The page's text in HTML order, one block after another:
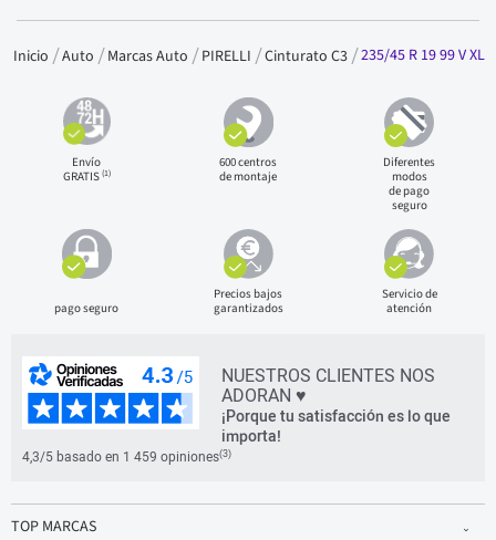
Inicio Auto Marcas Auto PIRELLI Cinturato C3 235/45 R 19 99 V XL
Envío
GRATIS(1)
600 centros
de montaje
Diferentes
modos
de pago
seguro
pago seguro
Precios bajos
garantizados
Servicio de
atención
NUESTROS CLIENTES NOS
ADORAN ♥
¡Porque tu satisfacción es lo que
importa!
4,3/5 basado en 1 459 opiniones(3)
TOP MARCAS